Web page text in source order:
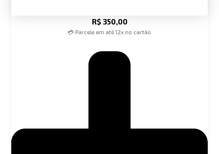
R$350,00
💳 Parcele em até 12x no cartão